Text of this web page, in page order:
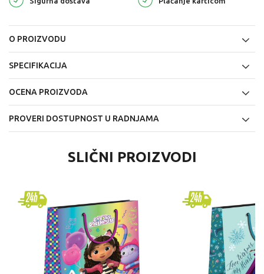
O PROIZVODU
SPECIFIKACIJA
OCENA PROIZVODA
PROVERI DOSTUPNOST U RADNJAMA
SLIČNI PROIZVODI